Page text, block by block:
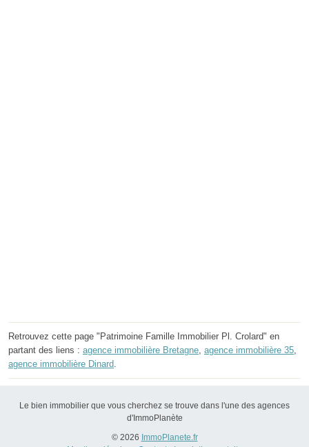
Retrouvez cette page "Patrimoine Famille Immobilier Pl. Crolard" en
partant des liens : agence immobilière Bretagne, agence immobilière 35,
agence immobilière Dinard.
Le bien immobilier que vous cherchez se trouve dans l'une des agences
d'ImmoPlanète
© 2026 ImmoPlanete.fr